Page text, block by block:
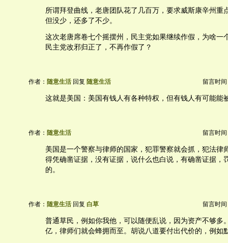
所谓拜登曲线，老唐团队花了几百万，要求威斯康辛州重
但没少，还多了不少。
这次老唐席卷七个摇摆州，民主党如果继续作假，为啥一
民主党改邪归正了，不再作假了？
作者： 随意生活 回复 随意生活 留言时间
这就是美国：美国有钱人有各种特权，但有钱人有可能能
作者： 随意生活 留言时间
美国是一个警察与律师的国家，犯罪警察就会抓，犯法律
得凭确凿证据，没有证据，说什么也白说，有确凿证据，
的。
作者： 随意生活 回复 白草 留言时间
普通草民，例如你我他，可以随便乱说，因为资产不够多
亿，律师们就会蜂拥而至。胡说八道要付出代价的，例如